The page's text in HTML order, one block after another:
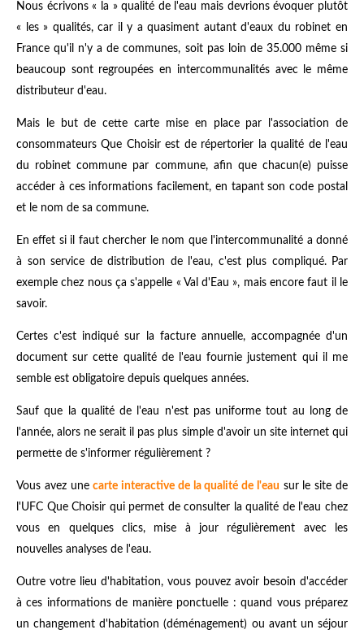
Nous écrivons « la » qualité de l'eau mais devrions évoquer plutôt
« les » qualités, car il y a quasiment autant d'eaux du robinet en
France qu'il n'y a de communes, soit pas loin de 35.000 même si
beaucoup sont regroupées en intercommunalités avec le même
distributeur d'eau.
Mais le but de cette carte mise en place par l'association de
consommateurs Que Choisir est de répertorier la qualité de l'eau
du robinet commune par commune, afin que chacun(e) puisse
accéder à ces informations facilement, en tapant son code postal
et le nom de sa commune.
En effet si il faut chercher le nom que l'intercommunalité a donné
à son service de distribution de l'eau, c'est plus compliqué. Par
exemple chez nous ça s'appelle « Val d'Eau », mais encore faut il le
savoir.
Certes c'est indiqué sur la facture annuelle, accompagnée d'un
document sur cette qualité de l'eau fournie justement qui il me
semble est obligatoire depuis quelques années.
Sauf que la qualité de l'eau n'est pas uniforme tout au long de
l'année, alors ne serait il pas plus simple d'avoir un site internet qui
permette de s'informer régulièrement ?
Vous avez unecarte interactive de la qualité de l'eau sur le site de
l'UFC Que Choisir qui permet de consulter la qualité de l'eau chez
vous en quelques clics, mise à jour régulièrement avec les
nouvelles analyses de l'eau.
Outre votre lieu d'habitation, vous pouvez avoir besoin d'accéder
à ces informations de manière ponctuelle : quand vous préparez
un changement d'habitation (déménagement) ou avant un séjour